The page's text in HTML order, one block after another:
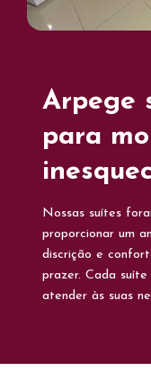
Arpege
para
Nossas suítes
proporcionar um
discrição e
prazer. Cada
atender às suas